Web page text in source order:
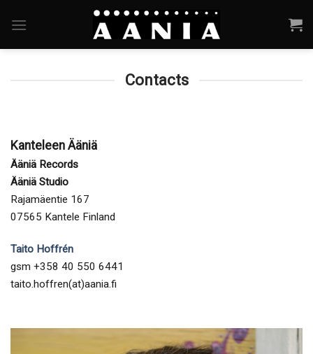
Contacts
Kanteleen Ääniä
Ääniä Records
Ääniä Studio
Rajamäentie 167
07565 Kantele Finland
Taito Hoffrén
gsm +358 40 550 6441
taito.hoffren(at)aania.fi